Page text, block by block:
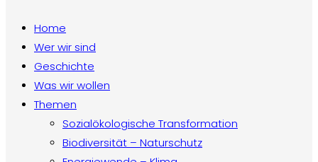
Home
Wer wir sind
Geschichte
Was wir wollen
Themen
Sozialökologische Transformation
Biodiversität – Naturschutz